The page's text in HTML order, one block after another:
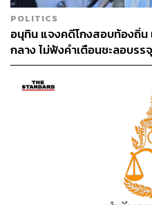
POLITICS
อนุทิน แจงคดีโกงสอบท้องถิ่น
กลาง ไม่ฟังคำเตือนชะลอบร